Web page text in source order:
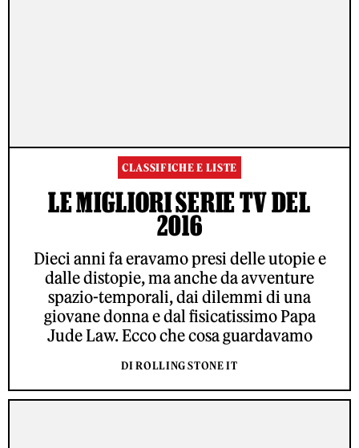
CLASSIFICHE E LISTE
LE MIGLIORI SERIE TV DEL
2016
Dieci anni fa eravamo presi delle utopie e
dalle distopie, ma anche da avventure
spazio-temporali, dai dilemmi di una
giovane donna e dal fisicatissimo Papa
Jude Law. Ecco che cosa guardavamo
DI ROLLING STONE IT